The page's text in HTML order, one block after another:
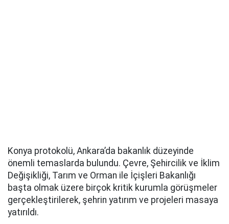
Konya protokolü, Ankara’da bakanlık düzeyinde
önemli temaslarda bulundu. Çevre, Şehircilik ve İklim
Değişikliği, Tarım ve Orman ile İçişleri Bakanlığı
başta olmak üzere birçok kritik kurumla görüşmeler
gerçekleştirilerek, şehrin yatırım ve projeleri masaya
yatırıldı.